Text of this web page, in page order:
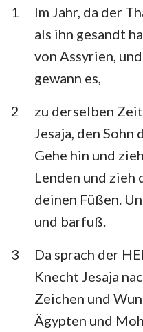
Esther
Psalm
Klagelieder
Daniel
Obadja
Micha
Habakuk
1
Im Jahr, da der
als ihn gesandt
von Assyrien,
gewann es,
2
zu derselben
Jesaja, den Sohn
Gehe hin und
Lenden und zieh
deinen Füßen.
und barfuß.
3
Da sprach der
Knecht Jesaja
Zeichen und
Ägypten und